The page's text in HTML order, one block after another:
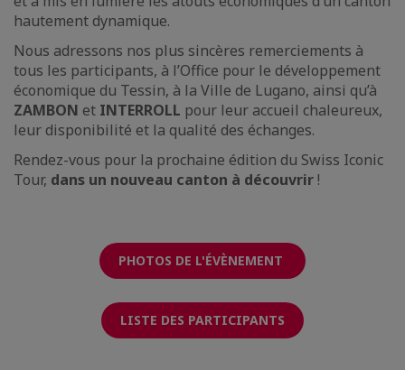
hautement dynamique.
Nous adressons nos plus sincères remerciements à
tous les participants, à l’Office pour le développement
économique du Tessin, à la Ville de Lugano, ainsi qu’à
ZAMBON et INTERROLL pour leur accueil chaleureux,
leur disponibilité et la qualité des échanges.
Rendez-vous pour la prochaine édition du Swiss Iconic
Tour, dans un nouveau canton à découvrir!
PHOTOS DE L'ÉVÈNEMENT
LISTE DES PARTICIPANTS